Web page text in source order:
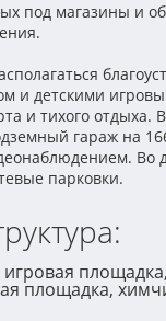
под магазины и
и детскими
и тихого отдыха.
гараж на
Во
парковки.
игровая
площадка,